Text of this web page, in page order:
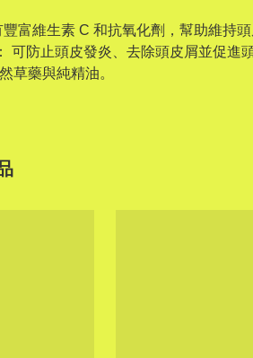
富維生素 C 和抗氧化劑，幫助維持頭
可防止頭皮發炎、去除頭皮屑並促進頭
草藥與純精油。